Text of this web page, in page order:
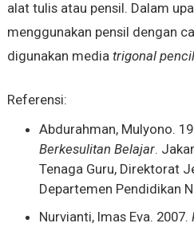
alat tulis atau pensil. Dalam
menggunakan pensil dengan
digunakan media trigonal pencil
Referensi:
Abdurahman, Mulyono.
Berkesulitan Belajar.
Tenaga Guru, Direktorat
Departemen Pendidikan
Nurvianti, Imas Eva. 2007.